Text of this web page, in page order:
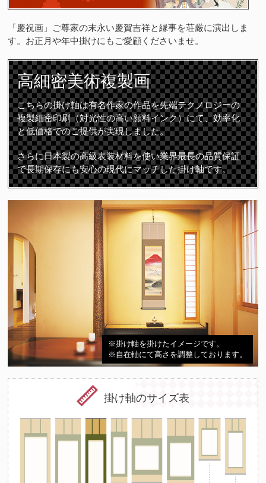
「慶祝画」ご尊家の末永い慶賀吉祥と縁事を荘厳に演出しま
す。お正月や年中掛けにもご愛顧くださいませ。
高細密美術複製画
こちらの掛け軸は有名作家の作品を先端テクノロジーの
複製細密印刷（対光性の高い顔料インク）にて、効率化
と低価格でのご提供が実現しました。
さらに日本製の高級表装材料を使い業界最長の品質保証
で長期保存にも安心の現代にマッチした掛け軸です。
※掛け軸を掛けたイメージです。
※自在軸にて高さを調整しております。
掛け軸のサイズ表